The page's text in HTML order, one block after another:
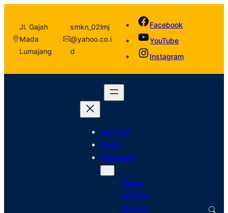
Jl. Gajah
Mada
Lumajang
smkn_02lmj
@yahoo.co.i
d
Facebook
YouTube
Instagram
Beranda
Profil
Informasi
Pengu
muman
Ekstrak